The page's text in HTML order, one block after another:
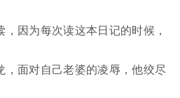
因为每次读这本日记的时候，
，面对自己老婆的凌辱，他绞尽